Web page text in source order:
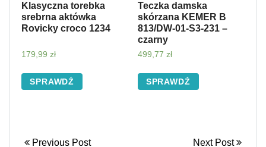
Klasyczna torebka
srebrna aktówka
Rovicky croco 1234
179,99 zł
SPRAWDŹ
Teczka damska
skórzana KEMER B
813/DW-01-S3-231 –
czarny
499,77 zł
SPRAWDŹ
Previous Post Next Post